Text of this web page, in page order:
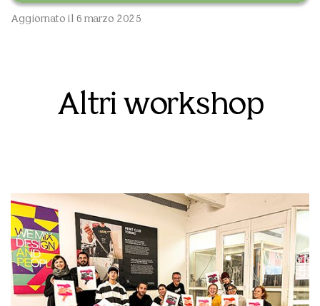
Aggiornato il 6 marzo 2025
Altri workshop